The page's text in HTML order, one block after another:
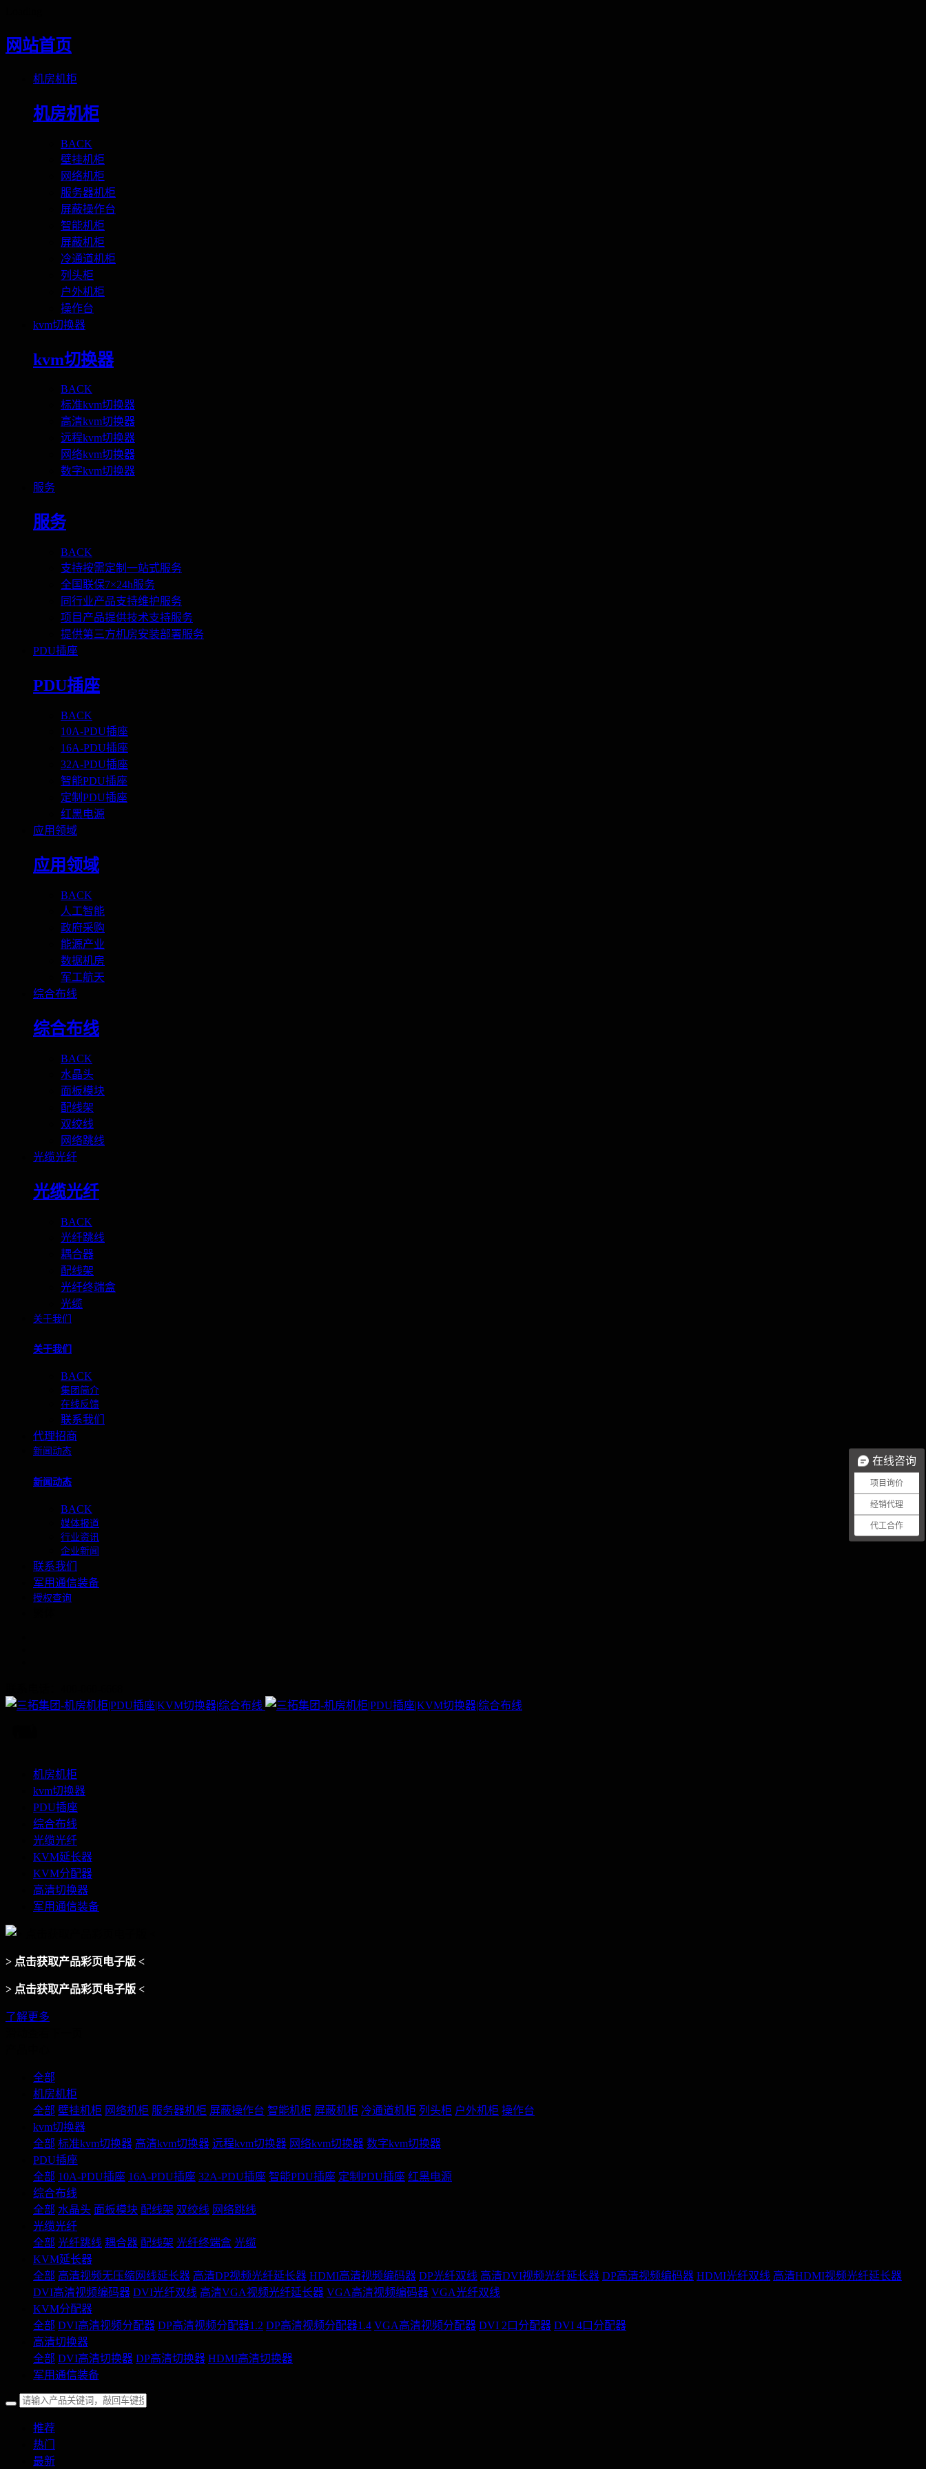
网站首页
机房机柜
机房机柜
BACK
壁挂机柜
网络机柜
服务器机柜
屏蔽操作台
智能机柜
屏蔽机柜
冷通道机柜
列头柜
户外机柜
操作台
kvm切换器
kvm切换器
BACK
标准kvm切换器
高清kvm切换器
远程kvm切换器
网络kvm切换器
数字kvm切换器
服务
服务
BACK
支持按需定制一站式服务
全国联保7×24h服务
同行业产品支持维护服务
项目产品提供技术支持服务
提供第三方机房安装部署服务
PDU插座
PDU插座
BACK
10A-PDU插座
16A-PDU插座
32A-PDU插座
智能PDU插座
定制PDU插座
红黑电源
应用领域
应用领域
BACK
人工智能
政府采购
能源产业
数据机房
军工航天
综合布线
综合布线
BACK
水晶头
面板模块
配线架
双绞线
网络跳线
光缆光纤
光缆光纤
BACK
光纤跳线
耦合器
配线架
光纤终端盒
光缆
关于我们
关于我们
BACK
集团简介
在线反馈
联系我们
代理招商
新闻动态
新闻动态
BACK
媒体报道
行业资讯
企业新闻
联系我们
军用通信装备
授权查询
机房机柜
kvm切换器
PDU插座
综合布线
光缆光纤
KVM延长器
KVM分配器
高清切换器
军用通信装备
> 点击获取产品彩页电子版 <
> 点击获取产品彩页电子版 <
了解更多
全部
机房机柜
全部 壁挂机柜 网络机柜 服务器机柜 屏蔽操作台 智能机柜 屏蔽机柜 冷通道机柜 列头柜 户外机柜 操作台
kvm切换器
全部 标准kvm切换器 高清kvm切换器 远程kvm切换器 网络kvm切换器 数字kvm切换器
PDU插座
全部 10A-PDU插座 16A-PDU插座 32A-PDU插座 智能PDU插座 定制PDU插座 红黑电源
综合布线
全部 水晶头 面板模块 配线架 双绞线 网络跳线
光缆光纤
全部 光纤跳线 耦合器 配线架 光纤终端盒 光缆
KVM延长器
全部 高清视频无压缩网线延长器 高清DP视频光纤延长器 HDMI高清视频编码器 DP光纤双线 高清DVI视频光纤延长器 DP高清视频编码器 HDMI光纤双线 高清HDMI视频光纤延长器
DVI高清视频编码器 DVI光纤双线 高清VGA视频光纤延长器 VGA高清视频编码器 VGA光纤双线
KVM分配器
全部 DVI高清视频分配器 DP高清视频分配器1.2 DP高清视频分配器1.4 VGA高清视频分配器 DVI 2口分配器 DVI 4口分配器
高清切换器
全部 DVI高清切换器 DP高清切换器 HDMI高清切换器
军用通信装备
推荐
热门
最新
在线咨询
项目询价
经销代理
代工合作